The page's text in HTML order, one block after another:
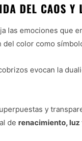
DEL CAOS Y
las emociones que
color como
evocan la
y
de renacimiento,